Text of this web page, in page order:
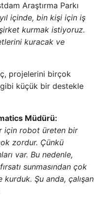
Araştırma Parkı
içinde, bin kişi için iş
kurmak istiyoruz.
kuracak ve
projelerini birçok
küçük bir destekle
Müdürü:
için robot üreten bir
zordur. Çünkü
var. Bu nedenle,
sunmasından çok
Şu anda, çalışan